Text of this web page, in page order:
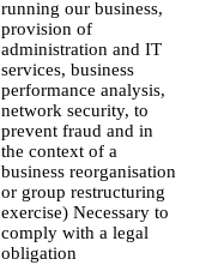
running our business,
provision of
administration and IT
services, business
performance analysis,
network security, to
prevent fraud and in
the context of a
business reorganisation
or group restructuring
exercise) Necessary to
comply with a legal
obligation